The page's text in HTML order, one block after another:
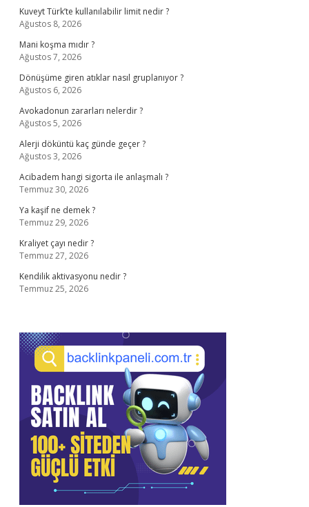
Kuveyt Türk’te kullanılabilir limit nedir ?
Ağustos 8, 2026
Mani koşma mıdır ?
Ağustos 7, 2026
Dönüşüme giren atıklar nasıl gruplanıyor ?
Ağustos 6, 2026
Avokadonun zararları nelerdir ?
Ağustos 5, 2026
Alerji döküntü kaç günde geçer ?
Ağustos 3, 2026
Acibadem hangi sigorta ile anlaşmalı ?
Temmuz 30, 2026
Ya kaşif ne demek ?
Temmuz 29, 2026
Kraliyet çayı nedir ?
Temmuz 27, 2026
Kendilik aktivasyonu nedir ?
Temmuz 25, 2026